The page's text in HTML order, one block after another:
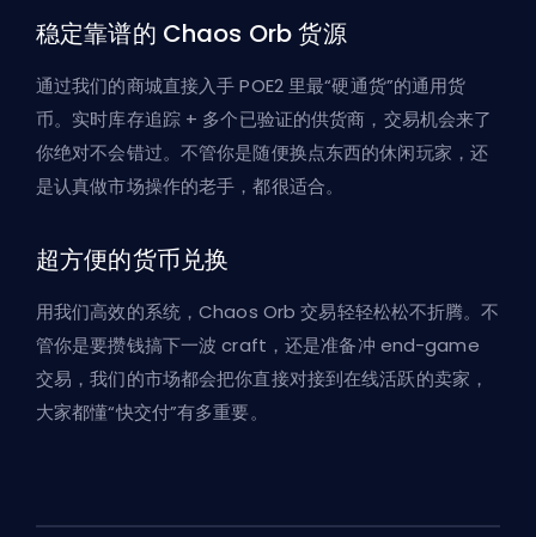
稳定靠谱的 Chaos Orb 货源
通过我们的商城直接入手 POE2 里最“硬通货”的通用货
币。实时库存追踪 + 多个已验证的供货商，交易机会来了
你绝对不会错过。不管你是随便换点东西的休闲玩家，还
是认真做市场操作的老手，都很适合。
超方便的货币兑换
用我们高效的系统，Chaos Orb 交易轻轻松松不折腾。不
管你是要攒钱搞下一波 craft，还是准备冲 end-game
交易，我们的市场都会把你直接对接到在线活跃的卖家，
大家都懂“快交付”有多重要。